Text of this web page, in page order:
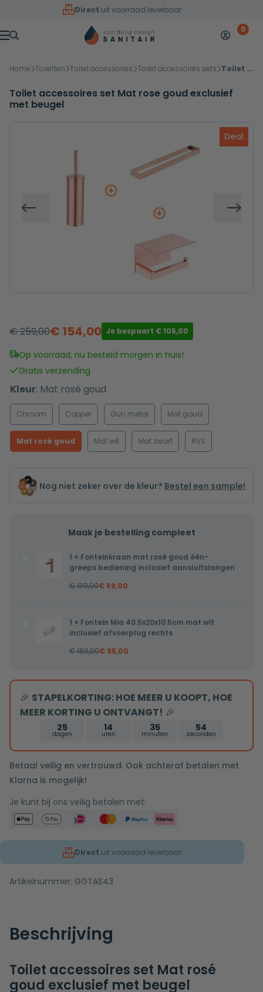
Overslaan naar inhoud
Direct uit voorraad leverbaar
Menu
Mijn 0
Home Toiletten Toilet accessoires Toilet accessoires sets Toilet accessoires set Mat rose goud exclusief met beugel
Toilet accessoires set Mat rose goud exclusief
met beugel
Deal
Vorige
€259,00
Oorspronkelijke
prijs
was:
€ 259,00.
€ 154,00
Huidige
prijs
is:
€ 154,00.
Je bespaart € 105,00
Op voorraad, nu besteld morgen in huis!
Gratis verzending
Kleur: Mat rosé goud
Chroom Copper Gun metal Mat goud
Mat rosé goud Mat wit Mat zwart RVS
Nog niet zeker over de kleur? Bestel een sample!
Maak je bestelling compleet
Fonteinkraan
greeps
bediening
aansluitslangen
1 × Fonteinkraan mat rosé goud één-
greeps bediening inclusief aansluitslangen
€139,00€ 69,00
Fontein
Mia
40.5x20x10.5cm
wit
inclusief
afvoerplug
rechts
1 × Fontein Mia 40.5x20x10.5cm mat wit
inclusief afvoerplug rechts
€189,00€ 95,00
🎉 STAPELKORTING: HOE MEER U KOOPT, HOE
MEER KORTING U ONTVANGT! 🎉
25
dagen
14
uren
35
minuten
54
seconden
Betaal veilig en vertrouwd. Ook achteraf betalen met
Klarna is mogelijk!
Je kunt bij ons veilig betalen met:
Direct uit voorraad leverbaar
Artikelnummer: GGTAS43
Beschrijving
Toilet accessoires set Mat rosé
goud exclusief met beugel